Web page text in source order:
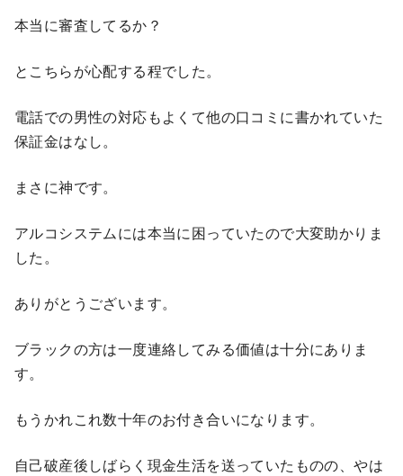
本当に審査してるか？
とこちらが心配する程でした。
電話での男性の対応もよくて他の口コミに書かれていた
保証金はなし。
まさに神です。
アルコシステムには本当に困っていたので大変助かりま
した。
ありがとうございます。
ブラックの方は一度連絡してみる価値は十分にありま
す。
もうかれこれ数十年のお付き合いになります。
自己破産後しばらく現金生活を送っていたものの、やは